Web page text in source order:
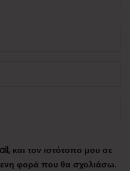
και τον ιστότοπο μου σε
φορά που θα σχολιάσω.